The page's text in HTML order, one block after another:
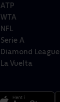
ATP
WTA
NFL
Serie A
Diamond League
La Vuelta